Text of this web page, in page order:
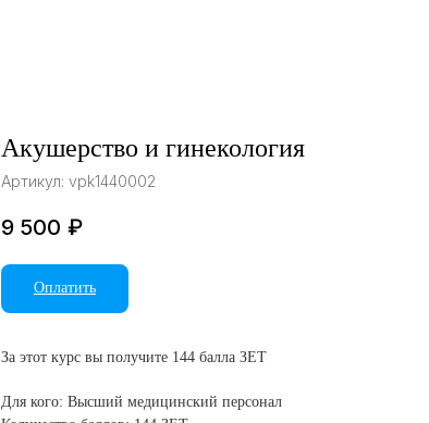
Акушерство и гинекология
Артикул: vpk1440002
9 500 ₽
Оплатить
За этот курс вы получите 144 балла ЗЕТ
Для кого: Высший медицинский персонал